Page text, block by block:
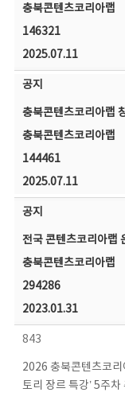
충북콘텐츠코리아랩
146321
2025.07.11
공지
충북콘텐츠코리아랩
충북콘텐츠코리아랩
144461
2025.07.11
공지
전국 콘텐츠코리아랩
충북콘텐츠코리아랩
294286
2023.01.31
843
2026 충북콘텐츠코리
토리 장르 특강’ 5주차